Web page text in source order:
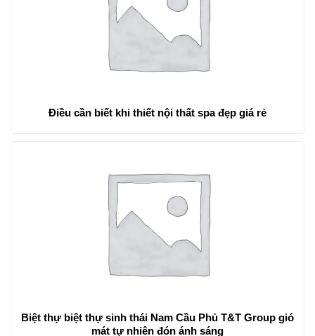
Điều cần biết khi thiết nội thất spa đẹp giá rẻ
Biệt thự biệt thự sinh thái Nam Cầu Phủ T&T Group gió
mát tự nhiên đón ánh sáng